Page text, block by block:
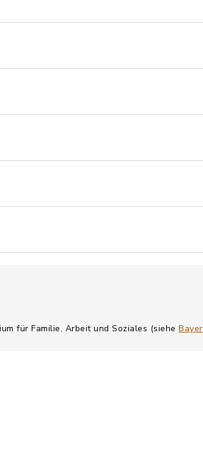
für Familie, Arbeit und Soziales (siehe